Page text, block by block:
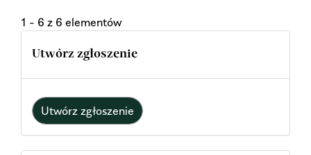
1 - 6 z 6 elementów
Utwórz zgłoszenie
Utwórz zgłoszenie